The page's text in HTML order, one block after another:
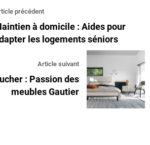
précédent
à domicile : Aides pour
les logements séniors
Article suivant
: Passion des
meubles Gautier